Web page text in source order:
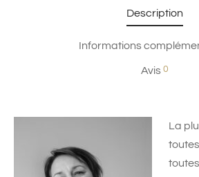
Description
Informations
Avis 0
La